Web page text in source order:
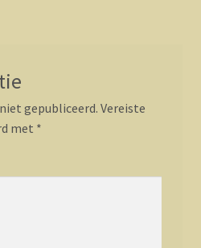
gepubliceerd. Vereiste
met *